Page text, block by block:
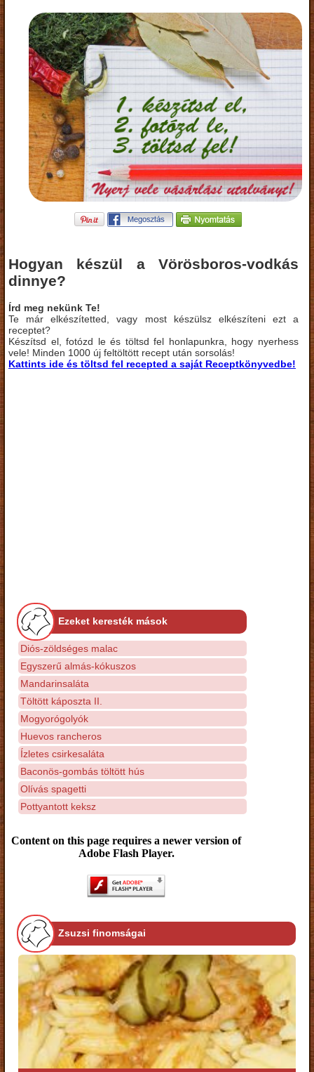
Hogyan készül a Vörösboros-vodkás
dinnye?
Írd meg nekünk Te!
Te már elkészítetted, vagy most készülsz elkészíteni ezt a
receptet?
Készítsd el, fotózd le és töltsd fel honlapunkra, hogy nyerhess
vele! Minden 1000 új feltöltött recept után sorsolás!
Kattints ide és töltsd fel recepted a saját Receptkönyvedbe!
Ezeket keresték mások
Diós-zöldséges malac
Egyszerű almás-kókuszos
Mandarinsaláta
Töltött káposzta II.
Mogyorógolyók
Huevos rancheros
Ízletes csirkesaláta
Baconös-gombás töltött hús
Olívás spagetti
Pottyantott keksz
Content on this page requires a newer version of
Adobe Flash Player.
Zsuzsi finomságai